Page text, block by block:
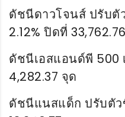
ดัชนีดาวโจนส์ ปรับตั
2.12% ปิดที่
ดัชนีเอสแอนด์พี 500
4,282.37 จุด
ดัชนีแนสแด็ก ปรับตั